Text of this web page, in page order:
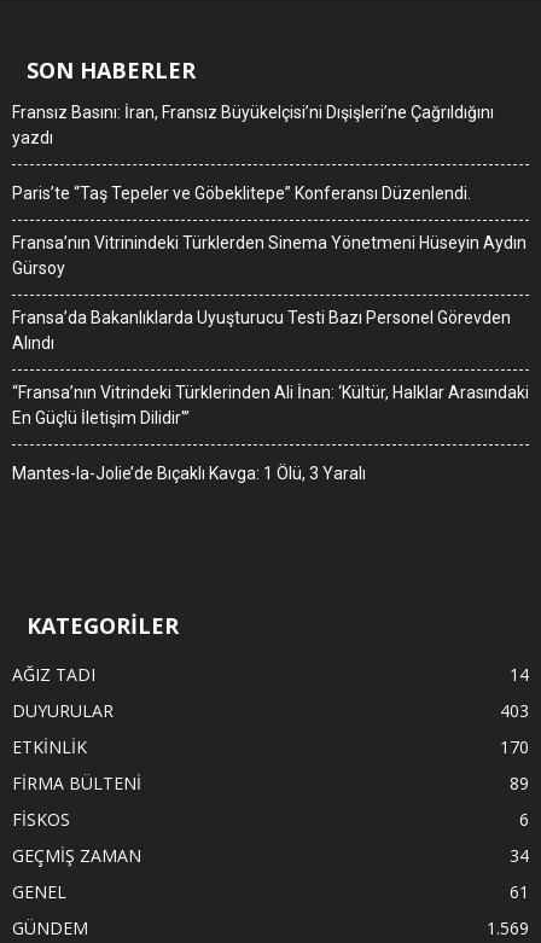
SON HABERLER
Fransız Basını: İran, Fransız Büyükelçisi’ni Dışişleri’ne Çağrıldığını
yazdı
Paris’te “Taş Tepeler ve Göbeklitepe” Konferansı Düzenlendi.
Fransa’nın Vitrinindeki Türklerden Sinema Yönetmeni Hüseyin Aydın
Gürsoy
Fransa’da Bakanlıklarda Uyuşturucu Testi Bazı Personel Görevden
Alındı
“Fransa’nın Vitrindeki Türklerinden Ali İnan: ‘Kültür, Halklar Arasındaki
En Güçlü İletişim Dilidir'”
Mantes-la-Jolie’de Bıçaklı Kavga: 1 Ölü, 3 Yaralı
KATEGORİLER
AĞIZ TADI
14
DUYURULAR
403
ETKİNLİK
170
FİRMA BÜLTENİ
89
FİSKOS
6
GEÇMİŞ ZAMAN
34
GENEL
61
GÜNDEM
1.569